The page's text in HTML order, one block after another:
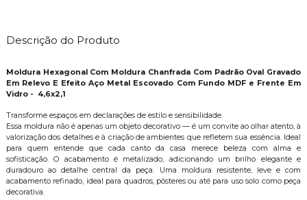
Descrição do Produto
Moldura Hexagonal Com Moldura Chanfrada Com Padrão Oval Gravado
Em Relevo E Efeito Aço Metal Escovado Com Fundo MDF e Frente Em
Vidro - 4,6x2,1
Transforme espaços em declarações de estilo e sensibilidade.
Essa moldura não é apenas um objeto decorativo — é um convite ao olhar atento, à
valorização dos detalhes e à criação de ambientes que refletem sua essência. Ideal
para quem entende que cada canto da casa merece beleza com alma e
sofisticação. O acabamento é metalizado, adicionando um brilho elegante e
duradouro ao detalhe central da peça. Uma moldura resistente, leve e com
acabamento refinado, ideal para quadros, pôsteres ou até para uso solo como peça
decorativa.